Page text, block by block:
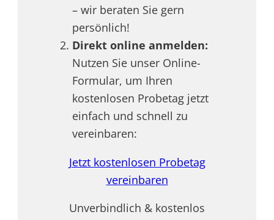
– wir beraten Sie gern
persönlich!
Direkt online anmelden:
Nutzen Sie unser Online-
Formular, um Ihren
kostenlosen Probetag jetzt
einfach und schnell zu
vereinbaren:
Jetzt kostenlosen Probetag
vereinbaren
Unverbindlich & kostenlos